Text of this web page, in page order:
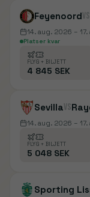
Feyenoordvs
14. aug. 2026 –
Platser kvar
FLYG + BILJETT
4 845 SEK
Sevillavs
14. aug. 2026 –
FLYG + BILJETT
5 048 SEK
Sporting